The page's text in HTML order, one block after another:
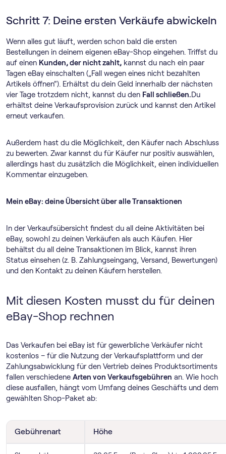
Schritt 7: Deine ersten Verkäufe abwickeln
Wenn alles gut läuft, werden schon bald die ersten
Bestellungen in deinem eigenen eBay-Shop eingehen. Triffst du
auf einen Kunden, der nicht zahlt, kannst du nach ein paar
Tagen eBay einschalten („Fall wegen eines nicht bezahlten
Artikels öffnen“). Erhältst du dein Geld innerhalb der nächsten
vier Tage trotzdem nicht, kannst du den Fall schließen.Du
erhältst deine Verkaufsprovision zurück und kannst den Artikel
erneut verkaufen.
Außerdem hast du die Möglichkeit, den Käufer nach Abschluss
zu bewerten. Zwar kannst du für Käufer nur positiv auswählen,
allerdings hast du zusätzlich die Möglichkeit, einen individuellen
Kommentar einzugeben.
Mein eBay: deine Übersicht über alle Transaktionen
In der Verkaufsübersicht findest du all deine Aktivitäten bei
eBay, sowohl zu deinen Verkäufen als auch Käufen. Hier
behältst du all deine Transaktionen im Blick, kannst ihren
Status einsehen (z. B. Zahlungseingang, Versand, Bewertungen)
und den Kontakt zu deinen Käufern herstellen.
Mit diesen Kosten musst du für deinen
eBay-Shop rechnen
Das Verkaufen bei eBay ist für gewerbliche Verkäufer nicht
kostenlos – für die Nutzung der Verkaufsplattform und der
Zahlungsabwicklung für den Vertrieb deines Produktsortiments
fallen verschiedene Arten von Verkaufsgebühren an. Wie hoch
diese ausfallen, hängt vom Umfang deines Geschäfts und dem
gewählten Shop-Paket ab:
Gebührenart Höhe